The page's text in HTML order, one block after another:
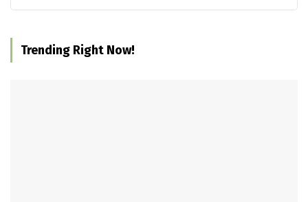
Trending Right Now!